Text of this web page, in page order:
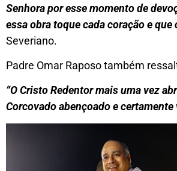
Senhora por esse momento de
essa obra toque cada coração e
Severiano.
Padre Omar Raposo também
“O Cristo Redentor mais uma vez
Corcovado abençoado e